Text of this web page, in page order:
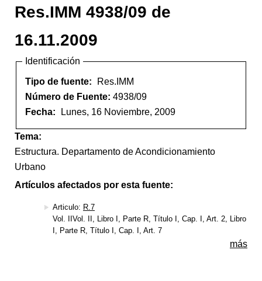
Res.IMM 4938/09 de
16.11.2009
Identificación
Tipo de fuente:
Res.IMM
Número de Fuente: 4938/09
Fecha:
Lunes, 16 Noviembre, 2009
Tema:
Estructura. Departamento de Acondicionamiento
Urbano
Artículos afectados por esta fuente:
Articulo: R.7
Vol. IIVol. II, Libro I, Parte R, Título I, Cap. I, Art. 2, Libro
I, Parte R, Título I, Cap. I, Art. 7
más